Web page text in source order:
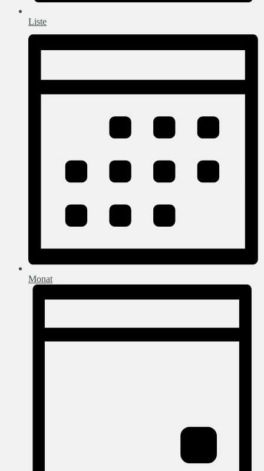
Liste
Monat